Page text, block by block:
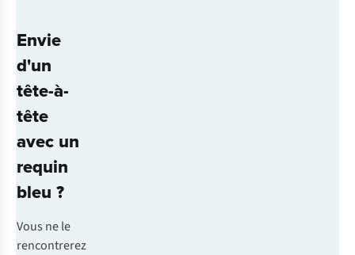
Envie
d'un
tête-à-
tête
avec un
requin
bleu ?
Vous ne le
rencontrerez